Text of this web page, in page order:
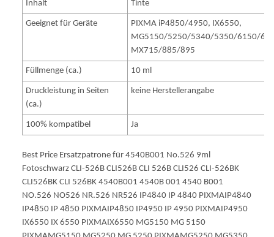
Inhalt Tinte
Geeignet für Geräte
PIXMA iP4850/4950, IX6550,
MG5150/5250/5340/5350/6150/
MX715/885/895
Füllmenge (ca.) 10 ml
Druckleistung in Seiten
(ca.)
keine Herstellerangabe
100% kompatibel Ja
Best Price Ersatzpatrone für 4540B001 No.526 9ml
Fotoschwarz CLI-526B CLI526B CLI 526B CLI526 CLI-526BK
CLI526BK CLI 526BK 4540B001 4540B 001 4540 B001
NO.526 NO526 NR.526 NR526 IP4840 IP 4840 PIXMAIP4840
IP4850 IP 4850 PIXMAIP4850 IP4950 IP 4950 PIXMAIP4950
IX6550 IX 6550 PIXMAIX6550 MG5150 MG 5150